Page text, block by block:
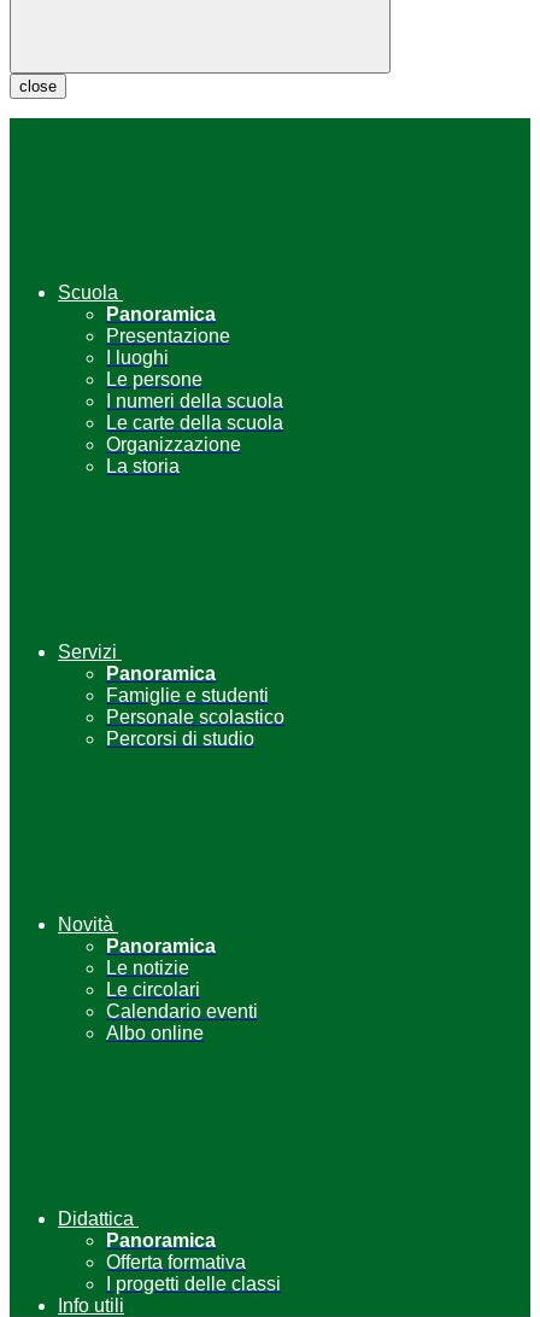
close
Scuola
Panoramica
Presentazione
I luoghi
Le persone
I numeri della scuola
Le carte della scuola
Organizzazione
La storia
Servizi
Panoramica
Famiglie e studenti
Personale scolastico
Percorsi di studio
Novità
Panoramica
Le notizie
Le circolari
Calendario eventi
Albo online
Didattica
Panoramica
Offerta formativa
I progetti delle classi
Info utili